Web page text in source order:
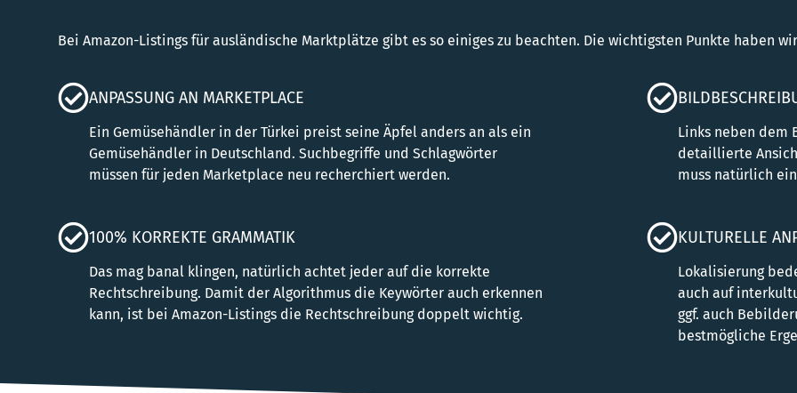
Bei Amazon-Listings für ausländische Marktplätze gibt es so einiges zu beachten. Die wichtigsten Punkte haben
ANPASSUNG AN MARKETPLACE
Ein Gemüsehändler in der Türkei preist seine Äpfel anders an als ein
Gemüsehändler in Deutschland. Suchbegriffe und Schlagwörter
müssen für jeden Marketplace neu recherchiert werden.
100% KORREKTE GRAMMATIK
Das mag banal klingen, natürlich achtet jeder auf die korrekte
Rechtschreibung. Damit der Algorithmus die Keywörter auch erkennen
kann, ist bei Amazon-Listings die Rechtschreibung doppelt wichtig.
Links neben dem
detaillierte
muss natürlich
KULTURELLE
Lokalisierung
auch auf
ggf. auch
bestmögliche